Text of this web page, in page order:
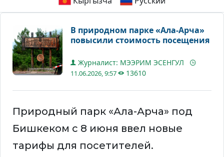
В природном парке «Ала-Арча»
повысили стоимость посещения
Журналист: МЭЭРИМ ЭСЕНГУЛ
11.06.2026, 9:57 13610
Природный парк «Ала-Арча» под
Бишкеком с 8 июня ввел новые
тарифы для посетителей.